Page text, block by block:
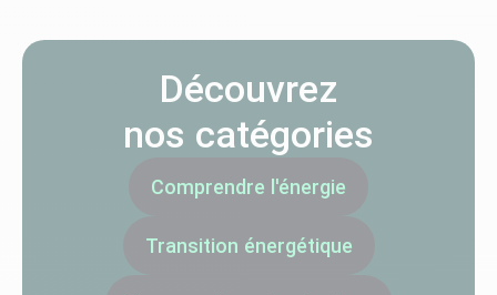
Découvrez
nos catégories
Comprendre l'énergie
Transition énergétique